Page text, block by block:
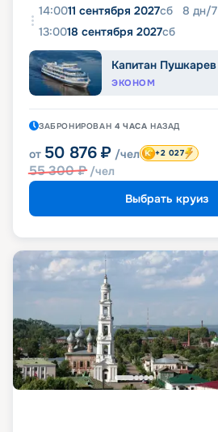
14:0011 сентября 2027сб 8 дн/7
13:0018 сентября 2027сб
Капитан Пушкарев
ЭКОНОМ
ЗАБРОНИРОВАН 4 ЧАСА НАЗАД
от 50 876 ₽ /чел
55 300₽ /чел
+2 027
Выбрать круиз